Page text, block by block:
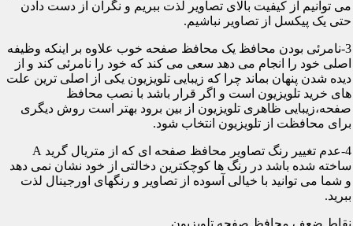
می توانیم از کیفیت بالای تصاویر لذت ببریم و نگران از دست دادن
حتی یک پیکسل از تصاویر نباشیم.
3-نامرئی بودن محافظ یک محافظ صفحه خوب علاوه بر اینکه وظیفه
اصلی خود را انجام می دهد سعی می کند که خود را نامرئی کند و از
دیده شدن پنهان بماند چرا که زیبایی تلویزیون یکی از اصلی ترین علت
های خرید تلویزیون است و اگر قرار باشد با نصب محافظ
صفحه،زیبایی ظاهری تلویزیون از بین برود بهتر است روش دیگری
برای محافظت از تلویزیون انتخاب شود.
4-عدم تغییر رنگ تصاویر محافظ صفحه ای که از متریال گرید A
ساخته شده باشد در رنگ ها کوچکترین دخالتی از خود نشان نمی دهد
و شما می توانید با خیالی آسوده از تصاویر و رنگهای اورجینال لذت
ببرید.